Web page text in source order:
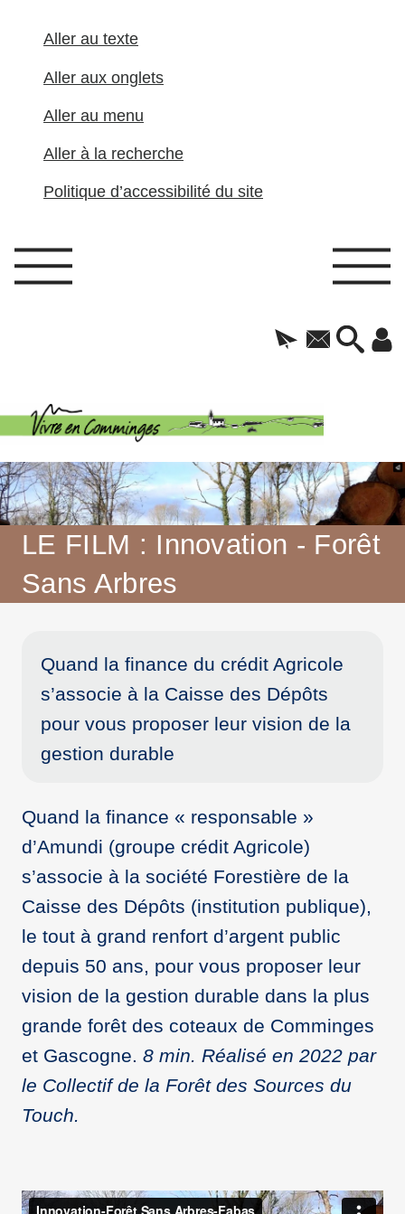
Aller au texte
Aller aux onglets
Aller au menu
Aller à la recherche
Politique d’accessibilité du site
LE FILM : Innovation - Forêt
Sans Arbres
Quand la finance du crédit Agricole
s’associe à la Caisse des Dépôts
pour vous proposer leur vision de la
gestion durable
Quand la finance « responsable »
d’Amundi (groupe crédit Agricole)
s’associe à la société Forestière de la
Caisse des Dépôts (institution publique),
le tout à grand renfort d’argent public
depuis 50 ans, pour vous proposer leur
vision de la gestion durable dans la plus
grande forêt des coteaux de Comminges
et Gascogne. 8 min. Réalisé en 2022 par
le Collectif de la Forêt des Sources du
Touch.